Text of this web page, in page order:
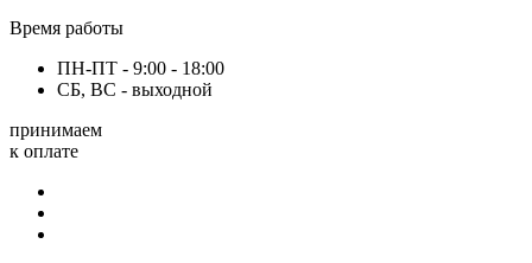
Время работы
ПН-ПТ - 9:00 - 18:00
СБ, ВС - выходной
принимаем
к оплате